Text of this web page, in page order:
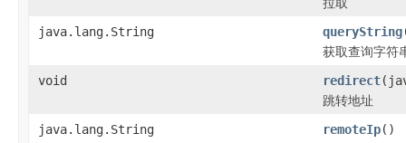
java.lang.String
queryString
获取查询字符
void
redirect
跳转地址
java.lang.String
remoteIp()